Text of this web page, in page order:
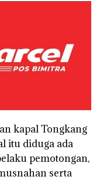
kapal Tongkang
itu diduga ada
pemotongan,
serta